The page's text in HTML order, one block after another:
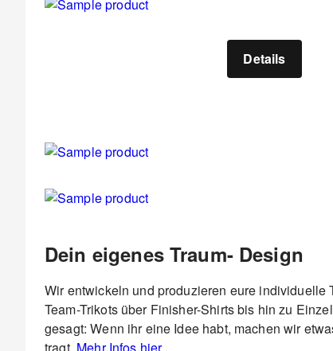
Details
Dein eigenes Traum- Design
Wir entwickeln und produzieren eure individuelle
Team-Trikots über Finisher-Shirts bis hin zu
gesagt: Wenn ihr eine Idee habt, machen wir